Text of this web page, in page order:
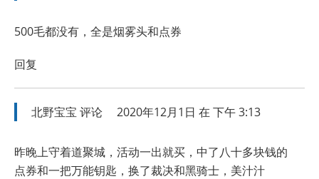
500毛都没有，全是烟雾头和点券
回复
北野宝宝 评论 2020年12月1日 在 下午 3:13
昨晚上守着道聚城，活动一出就买，中了八十多块钱的
点券和一把万能钥匙，换了裁决和黑骑士，美汁汁